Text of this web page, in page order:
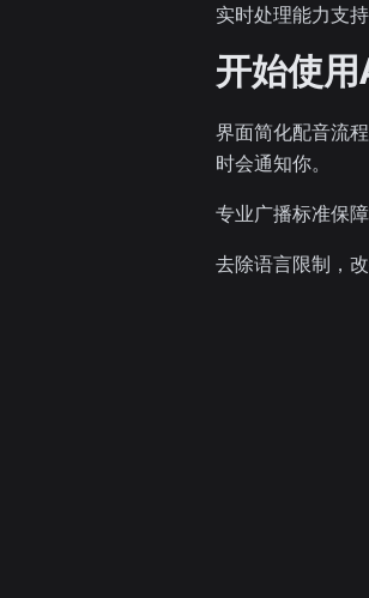
实时处理能力支
开始使
界面简化配音流
时会通知你。
专业广播标准保
去除语言限制，